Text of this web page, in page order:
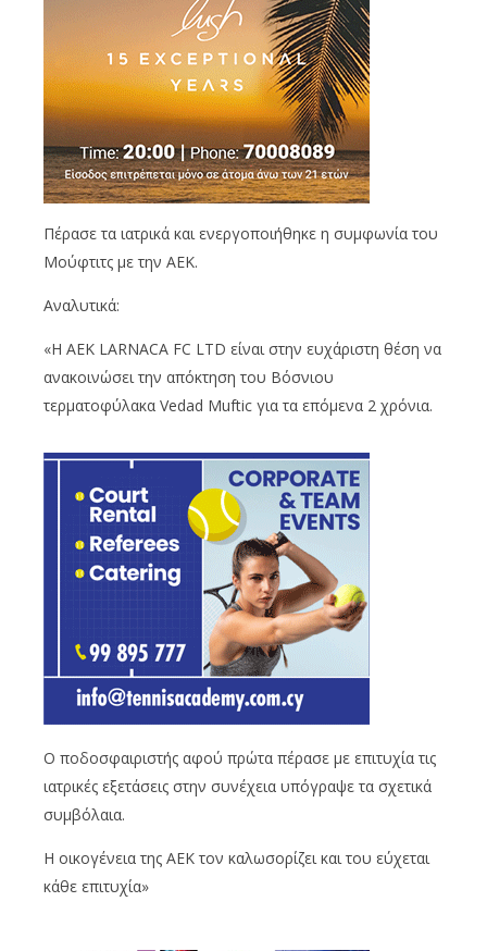
Πέρασε τα ιατρικά και ενεργοποιήθηκε η συμφωνία του
Μούφτιτς με την ΑΕΚ.
Αναλυτικά:
«Η AEK LARNACA FC LTD είναι στην ευχάριστη θέση να
ανακοινώσει την απόκτηση του Βόσνιου
τερματοφύλακα Vedad Muftic για τα επόμενα 2 χρόνια.
Ο ποδοσφαιριστής αφού πρώτα πέρασε με επιτυχία τις
ιατρικές εξετάσεις στην συνέχεια υπόγραψε τα σχετικά
συμβόλαια.
H oικογένεια της ΑΕΚ τον καλωσορίζει και του εύχεται
κάθε επιτυχία»